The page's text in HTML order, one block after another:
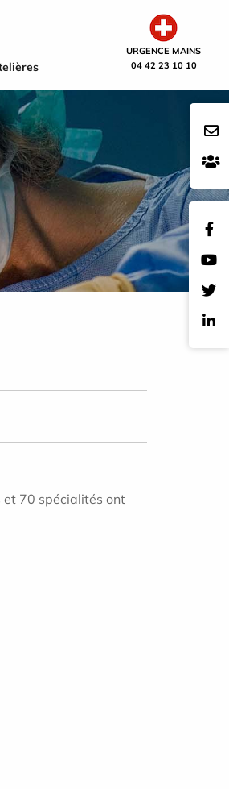
URGENCE MAINS
04 42 23 10 10
et 70 spécialités ont